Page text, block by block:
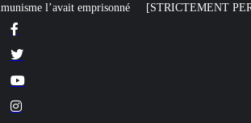
PERSONNEL] Toute la misère du